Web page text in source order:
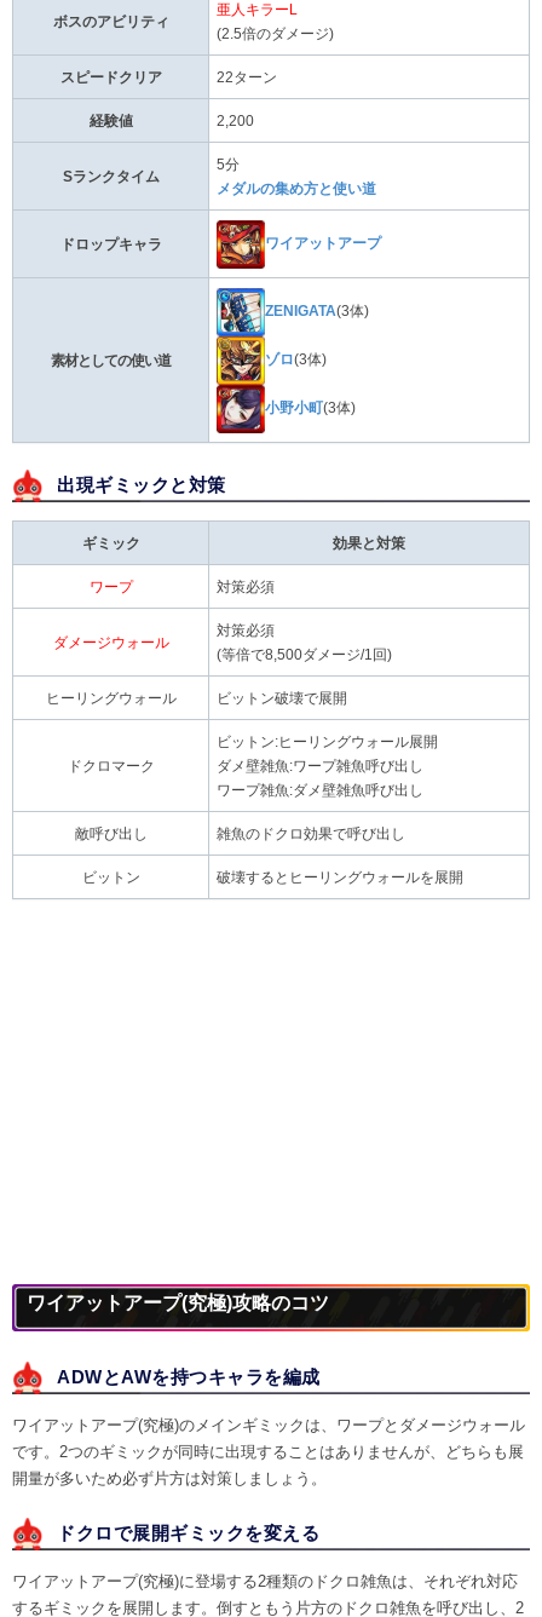
ボスのアビリティ
亜人キラーL
(2.5倍のダメージ)
スピードクリア 22ターン
経験値 2,200
Sランクタイム
5分
メダルの集め方と使い道
ドロップキャラ ワイアットアープ
素材としての使い道
ZENIGATA(3体)
ゾロ(3体)
小野小町(3体)
出現ギミックと対策
ギミック 効果と対策
ワープ 対策必須
ダメージウォール
対策必須
(等倍で8,500ダメージ/1回)
ヒーリングウォール ビットン破壊で展開
ドクロマーク
ビットン:ヒーリングウォール展開
ダメ壁雑魚:ワープ雑魚呼び出し
ワープ雑魚:ダメ壁雑魚呼び出し
敵呼び出し 雑魚のドクロ効果で呼び出し
ビットン 破壊するとヒーリングウォールを展開
ワイアットアープ(究極)攻略のコツ
ADWとAWを持つキャラを編成
ワイアットアープ(究極)のメインギミックは、ワープとダメージウォール
です。2つのギミックが同時に出現することはありませんが、どちらも展
開量が多いため必ず片方は対策しましょう。
ドクロで展開ギミックを変える
ワイアットアープ(究極)に登場する2種類のドクロ雑魚は、それぞれ対応
するギミックを展開します。倒すともう片方のドクロ雑魚を呼び出し、2